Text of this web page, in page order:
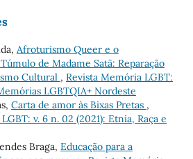
Afroturismo Queer e o
de Madame Satã: Reparação
Cultural , Revista Memória LGBT:
LGBTQIA+ Nordeste
Carta de amor às Bixas Pretas ,
v. 6 n. 02 (2021): Etnia, Raça e
Braga, Educação para a